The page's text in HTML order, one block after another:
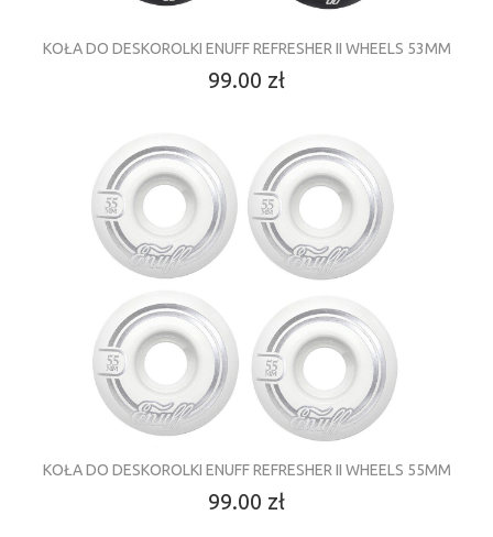
KOŁA DO DESKOROLKI ENUFF REFRESHER II WHEELS 53MM
99.00 zł
KOŁA DO DESKOROLKI ENUFF REFRESHER II WHEELS 55MM
99.00 zł